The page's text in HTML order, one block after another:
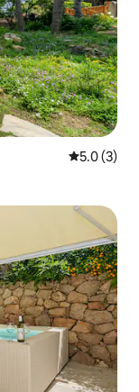
औसत रेटिंग 5
5.0 (3)